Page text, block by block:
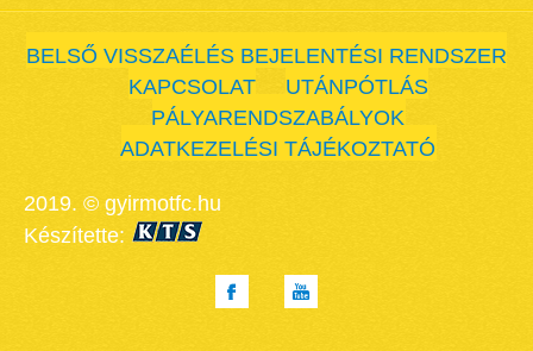
BELSŐ VISSZAÉLÉS BEJELENTÉSI RENDSZER
KAPCSOLAT
UTÁNPÓTLÁS
PÁLYARENDSZABÁLYOK
ADATKEZELÉSI TÁJÉKOZTATÓ
2019. © gyirmotfc.hu
Készítette: